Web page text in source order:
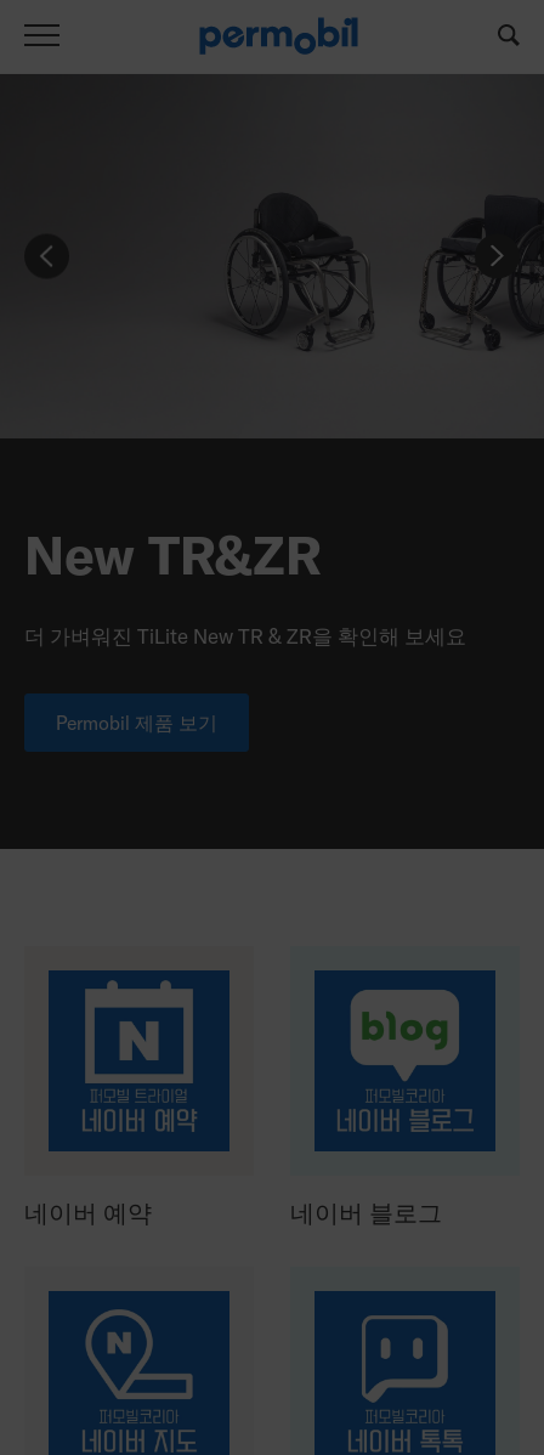
New TR&ZR
더 가벼워진 TiLite New TR & ZR을 확인해 보세요
Permobil 제품 보기
네이버 예약 네이버 블로그